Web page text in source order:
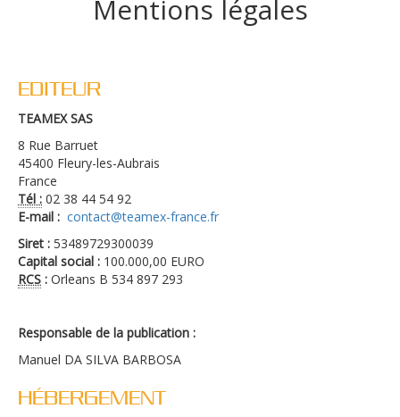
Mentions légales
EDITEUR
TEAMEX SAS
8 Rue Barruet
45400 Fleury-les-Aubrais
France
Tél : 02 38 44 54 92
E-mail : contact@teamex-france.fr
Siret : 53489729300039
Capital social : 100.000,00 EURO
RCS : Orleans B 534 897 293
Responsable de la publication :
Manuel DA SILVA BARBOSA
HÉBERGEMENT